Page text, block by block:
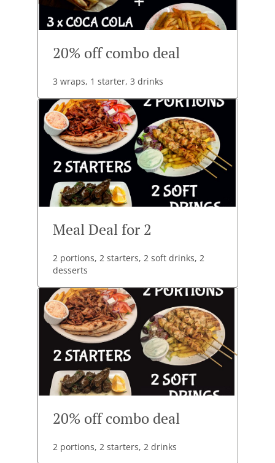
20% off combo deal
3 wraps, 1 starter, 3 drinks
Meal Deal for 2
2 portions, 2 starters, 2 soft drinks, 2
desserts
20% off combo deal
2 portions, 2 starters, 2 drinks